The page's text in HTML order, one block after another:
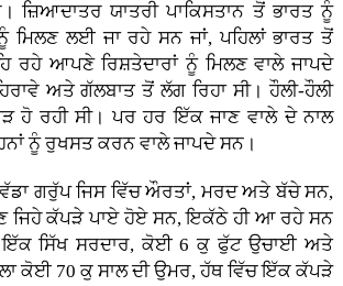
ਜ਼ਿਆਦਾਤਰ ਯਾਤਰੀ ਪਾਕਿਸਤਾਨ ਤੋਂ ਭਾਰਤ ਨੂੰ
ਮਿਲਣ ਲਈ ਜਾ ਰਹੇ ਸਨ ਜਾਂ, ਪਹਿਲਾਂ ਭਾਰਤ ਤੋਂ
ਰਹੇ ਆਪਣੇ ਰਿਸ਼ਤੇਦਾਰਾਂ ਨੂੰ ਮਿਲਣ ਵਾਲੇ ਜਾਪਦੇ
ਅਤੇ ਗੱਲਬਾਤ ਤੋਂ ਲੱਗ ਰਿਹਾ ਸੀ। ਹੌਲੀ-ਹੌਲੀ
ਹੋ ਰਹੀ ਸੀ। ਪਰ ਹਰ ਇੱਕ ਜਾਣ ਵਾਲੇ ਦੇ ਨਾਲ
ਨੂੰ ਰੁਖਸਤ ਕਰਨ ਵਾਲੇ ਜਾਪਦੇ ਸਨ।
ਜਿਸ ਵਿੱਚ ਔਰਤਾਂ, ਮਰਦ ਅਤੇ ਬੱਚੇ ਸਨ,
ਜਿਹੇ ਕੱਪੜੇ ਪਾਏ ਹੋਏ ਸਨ, ਇਕੱਠੇ ਹੀ ਆ ਰਹੇ ਸਨ
ਇੱਕ ਸਿੱਖ ਸਰਦਾਰ, ਕੋਈ 6 ਕੁ ਫੁੱਟ ਉਚਾਈ ਅਤੇ
ਕੋਈ 70 ਕੁ ਸਾਲ ਦੀ ਉਮਰ, ਹੱਥ ਵਿੱਚ ਇੱਕ ਕੱਪੜੇ